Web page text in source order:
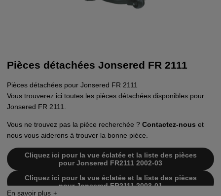
Pièces détachées Jonsered FR 2111
Pièces détachées pour Jonsered FR 2111
Vous trouverez ici toutes les pièces détachées disponibles pour
Jonsered FR 2111.
Vous ne trouvez pas la pièce recherchée ? Contactez-nous et
nous vous aiderons à trouver la bonne pièce.
Cliquez ici pour la vue éclatée et la liste des pièces
pour Jonsered FR2111 2002-03
Cliquez ici pour la vue éclatée et la liste des pièces
pour Jonsered FR2111 2003-01